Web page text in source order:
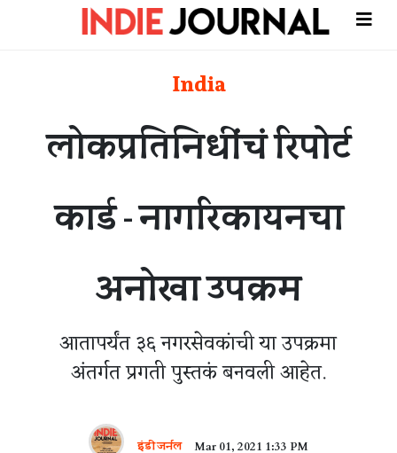
India
लोकप्रतिनिधींचं रिपोर्ट
कार्ड - नागरिकायनचा
अनोखा उपक्रम
आतापर्यंत ३६ नगरसेवकांची या उपक्रमा
अंतर्गत प्रगती पुस्तकं बनवली आहेत.
इंडी जर्नल Mar 01, 2021 1:33 PM